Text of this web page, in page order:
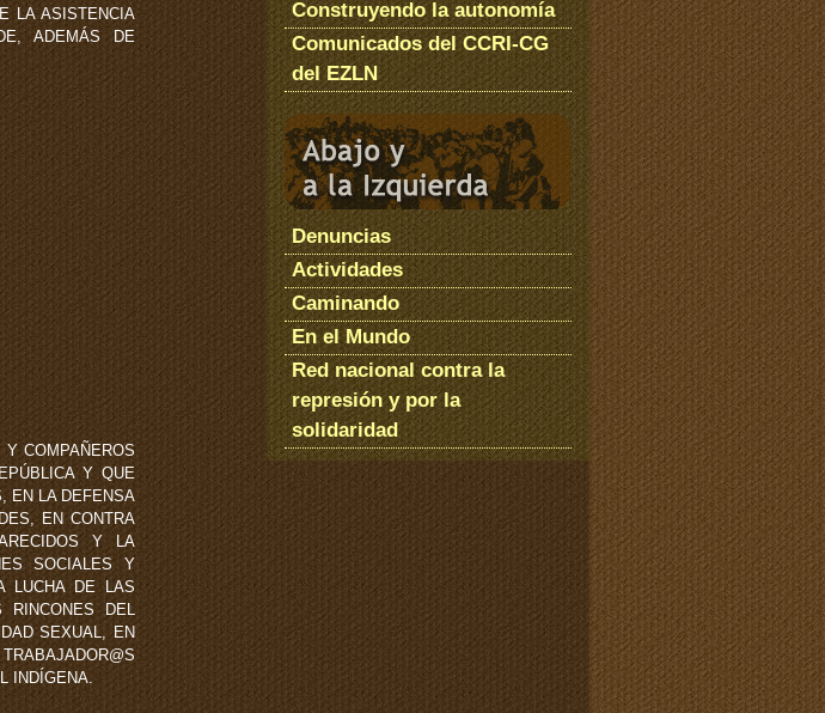
LA ASISTENCIA
ADEMÁS DE
COMPAÑEROS
Y QUE
EN LA DEFENSA
EN CONTRA
Y LA
SOCIALES Y
LUCHA DE LAS
RINCONES DEL
SEXUAL, EN
INDÍGENA.
Construyendo la autonomía
Comunicados del CCRI-CG
del EZLN
Denuncias
Actividades
Caminando
En el Mundo
Red nacional contra la
represión y por la
solidaridad